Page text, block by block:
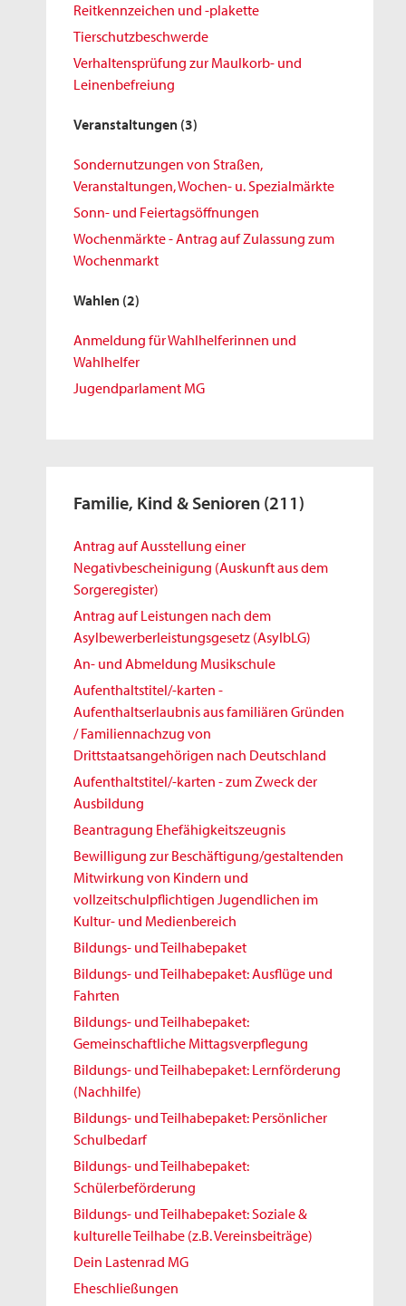
Reitkennzeichen und -plakette
Tierschutzbeschwerde
Verhaltensprüfung zur Maulkorb- und
Leinenbefreiung
Veranstaltungen (3)
Sondernutzungen von Straßen,
Veranstaltungen, Wochen- u. Spezialmärkte
Sonn- und Feiertagsöffnungen
Wochenmärkte - Antrag auf Zulassung zum
Wochenmarkt
Wahlen (2)
Anmeldung für Wahlhelferinnen und
Wahlhelfer
Jugendparlament MG
Familie, Kind & Senioren (211)
Antrag auf Ausstellung einer
Negativbescheinigung (Auskunft aus dem
Sorgeregister)
Antrag auf Leistungen nach dem
Asylbewerberleistungsgesetz (AsylbLG)
An- und Abmeldung Musikschule
Aufenthaltstitel/-karten -
Aufenthaltserlaubnis aus familiären Gründen
/ Familiennachzug von
Drittstaatsangehörigen nach Deutschland
Aufenthaltstitel/-karten - zum Zweck der
Ausbildung
Beantragung Ehefähigkeitszeugnis
Bewilligung zur Beschäftigung/gestaltenden
Mitwirkung von Kindern und
vollzeitschulpflichtigen Jugendlichen im
Kultur- und Medienbereich
Bildungs- und Teilhabepaket
Bildungs- und Teilhabepaket: Ausflüge und
Fahrten
Bildungs- und Teilhabepaket:
Gemeinschaftliche Mittagsverpflegung
Bildungs- und Teilhabepaket: Lernförderung
(Nachhilfe)
Bildungs- und Teilhabepaket: Persönlicher
Schulbedarf
Bildungs- und Teilhabepaket:
Schülerbeförderung
Bildungs- und Teilhabepaket: Soziale &
kulturelle Teilhabe (z.B. Vereinsbeiträge)
Dein Lastenrad MG
Eheschließungen